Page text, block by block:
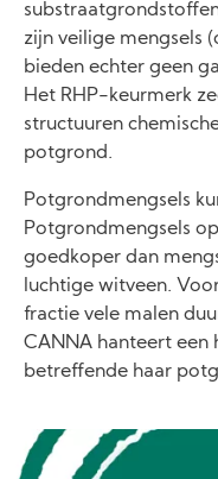
zijn veilige mengsels
bieden echter geen
Het RHP-keurmerk
structuuren
potgrond.
Potgrondmengsels
Potgrondmengsels
goedkoper dan
luchtige witveen.
fractie vele malen
CANNA hanteert een
betreffende haar
Image